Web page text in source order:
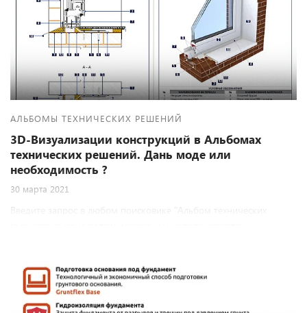
АЛЬБОМЫ ТЕХНИЧЕСКИХ РЕШЕНИЙ
3D-Визуализации конструкций в Альбомах
технических решений. Дань моде или
необходимость ?
30 марта 2021
Введите запрос в любом поисковике "Альбом технических